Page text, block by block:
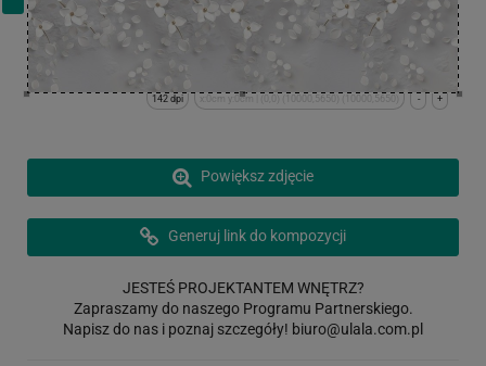
+
-
x:0cm y:0cm | (0,0) (10000,5650) (10000,5650)
142 dpi
Powiększ zdjęcie
Generuj link do kompozycji
JESTEŚ PROJEKTANTEM WNĘTRZ?
Zapraszamy do naszego Programu Partnerskiego.
Napisz do nas i poznaj szczegóły! biuro@ulala.com.pl